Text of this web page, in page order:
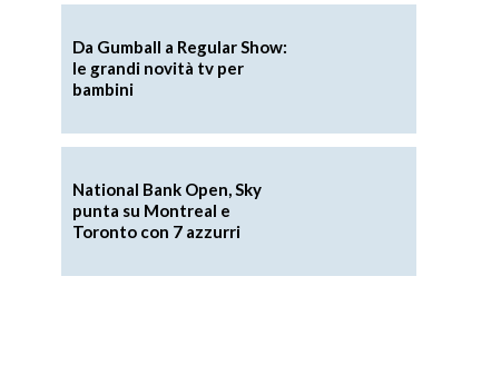
Da Gumball a Regular Show:
le grandi novità tv per
bambini
National Bank Open, Sky
punta su Montreal e
Toronto con 7 azzurri